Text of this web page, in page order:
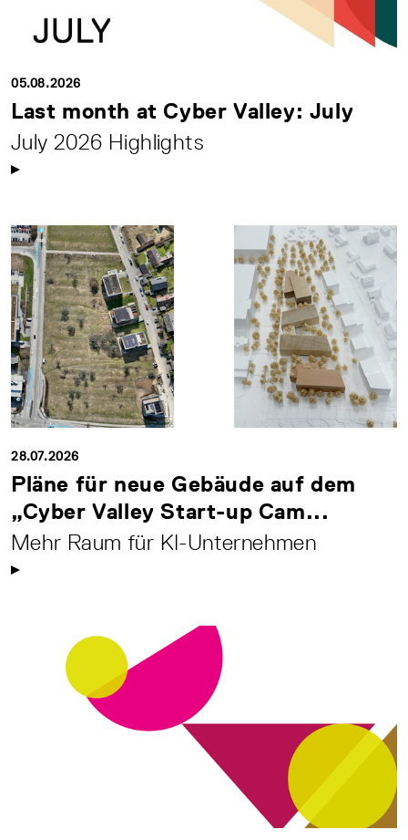
05.08.2026
Last month at Cyber Valley: July
July 2026 Highlights
28.07.2026
Pläne für neue Gebäude auf dem
„Cyber Valley Start-up Cam...
Mehr Raum für KI-Unternehmen